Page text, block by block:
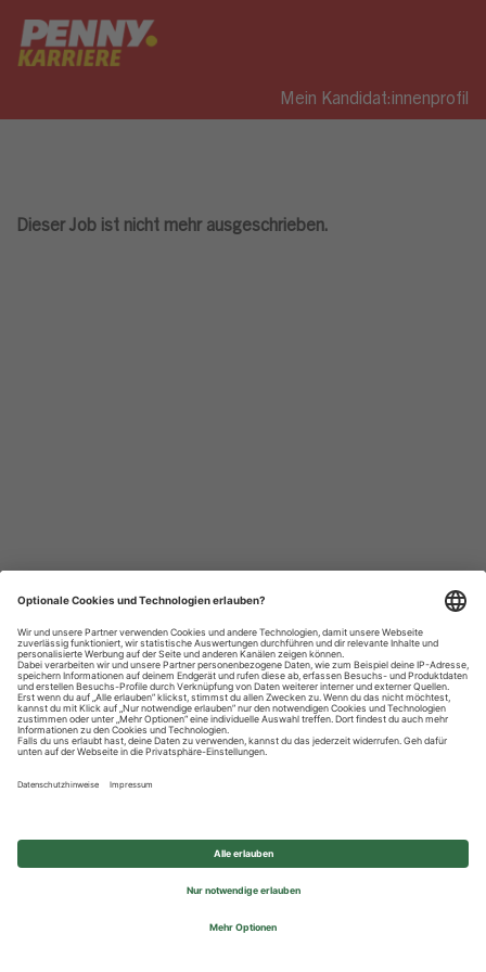
Mein Kandidat:innenprofil
Dieser Job ist nicht mehr ausgeschrieben.
Datenschutzhinweise
Impressum
Privatsphäre-Einstellungen
© 2026 REWE Group - All rights reserved